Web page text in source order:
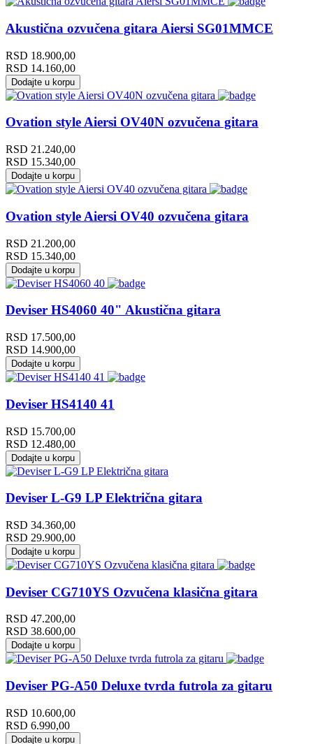
Akustična ozvučena gitara Aiersi SG01MMCE
RSD 18.900,00
RSD 14.160,00
Dodajte u korpu
Ovation style Aiersi OV40N ozvučena gitara
RSD 21.240,00
RSD 15.340,00
Dodajte u korpu
Ovation style Aiersi OV40 ozvučena gitara
RSD 21.200,00
RSD 15.340,00
Dodajte u korpu
Deviser HS4060 40" Akustična gitara
RSD 17.500,00
RSD 14.900,00
Dodajte u korpu
Deviser HS4140 41
RSD 15.700,00
RSD 12.480,00
Dodajte u korpu
Deviser L-G9 LP Električna gitara
RSD 34.360,00
RSD 29.900,00
Dodajte u korpu
Deviser CG710YS Ozvučena klasična gitara
RSD 47.200,00
RSD 38.600,00
Dodajte u korpu
Deviser PG-A50 Deluxe tvrda futrola za gitaru
RSD 10.600,00
RSD 6.990,00
Dodajte u korpu